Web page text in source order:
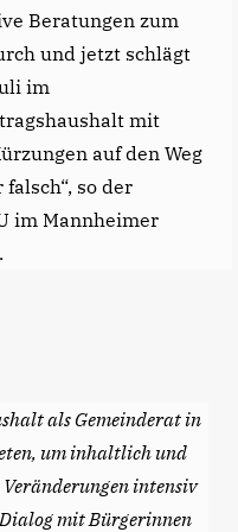
Beratungen zum
und jetzt schlägt
im
mit
auf den Weg
so der
im Mannheimer
.
als Gemeinderat in
um inhaltlich und
intensiv
mit Bürgerinnen